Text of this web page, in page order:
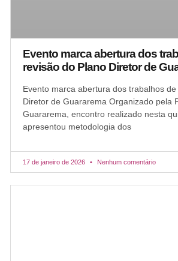
Evento marca abertura dos
revisão do Plano Diretor de
Evento marca abertura dos trabalhos
Diretor de Guararema Organizado pela
Guararema, encontro realizado nesta
apresentou metodologia dos
17 de janeiro de 2026 Nenhum comentário